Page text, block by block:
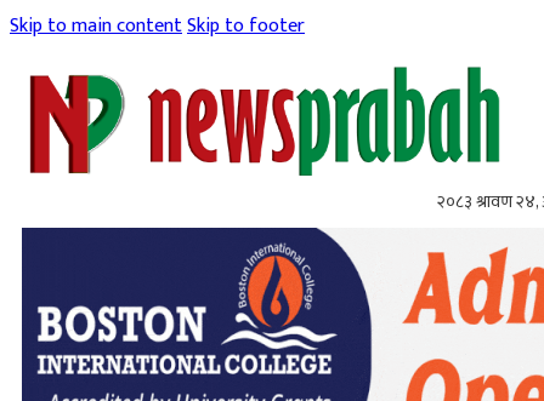
Skip to main contentSkip to footer
२०८३ श्रावण